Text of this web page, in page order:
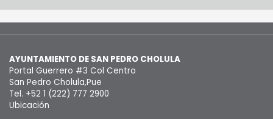
AYUNTAMIENTO DE SAN PEDRO CHOLULA
Portal Guerrero #3 Col Centro
San Pedro Cholula,Pue
Tel. +52 1 (222) 777 2900
Ubicación